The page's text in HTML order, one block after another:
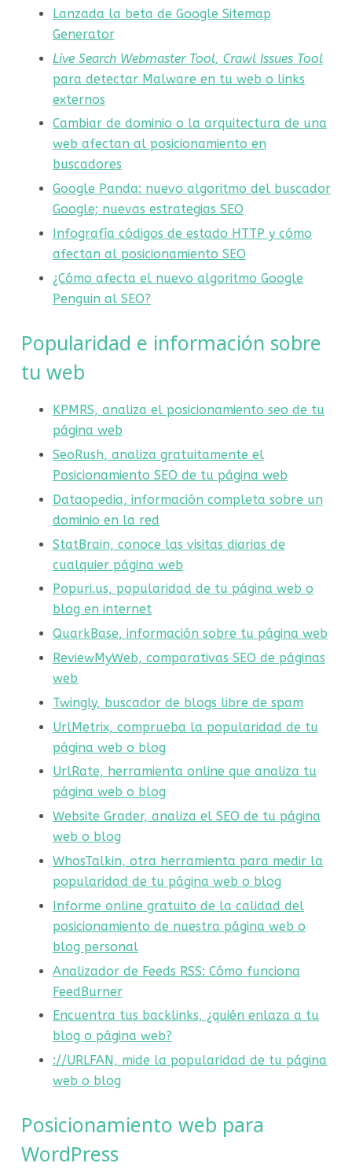
Lanzada la beta de Google Sitemap
Generator
Live Search Webmaster Tool, Crawl Issues Tool
para detectar Malware en tu web o links
externos
Cambiar de dominio o la arquitectura de una
web afectan al posicionamiento en
buscadores
Google Panda: nuevo algoritmo del buscador
Google; nuevas estrategias SEO
Infografía códigos de estado HTTP y cómo
afectan al posicionamiento SEO
¿Cómo afecta el nuevo algoritmo Google
Penguin al SEO?
Popularidad e información sobre
tu web
KPMRS, analiza el posicionamiento seo de tu
página web
SeoRush, analiza gratuitamente el
Posicionamiento SEO de tu página web
Dataopedia, información completa sobre un
dominio en la red
StatBrain, conoce las visitas diarias de
cualquier página web
Popuri.us, popularidad de tu página web o
blog en internet
QuarkBase, información sobre tu página web
ReviewMyWeb, comparativas SEO de páginas
web
Twingly, buscador de blogs libre de spam
UrlMetrix, comprueba la popularidad de tu
página web o blog
UrlRate, herramienta online que analiza tu
página web o blog
Website Grader, analiza el SEO de tu página
web o blog
WhosTalkin, otra herramienta para medir la
popularidad de tu página web o blog
Informe online gratuito de la calidad del
posicionamiento de nuestra página web o
blog personal
Analizador de Feeds RSS: Cómo funciona
FeedBurner
Encuentra tus backlinks, ¿quién enlaza a tu
blog o página web?
://URLFAN, mide la popularidad de tu página
web o blog
Posicionamiento web para
WordPress